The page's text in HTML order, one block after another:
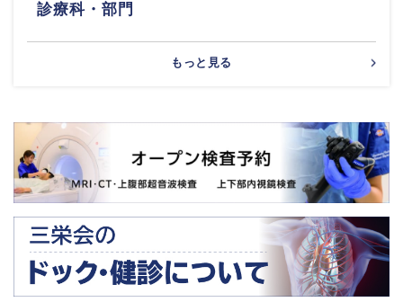
診療科・部門
もっと見る